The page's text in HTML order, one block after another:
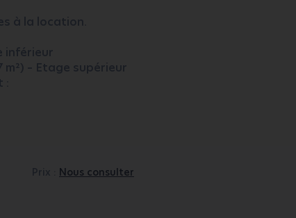
à la location.
inférieur
m²) – Etage supérieur
Prix : Nous consulter